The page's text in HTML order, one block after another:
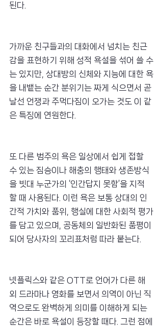
된다.
가까운 친구들과의 대화에서 넘치는 친근
감을 표현하기 위해 성적 욕설을 섞어 쓸 수
는 있지만, 상대방의 신체와 지능에 대한 욕
을 내뱉는 순간 분위기는 짜게 식으면서 곧
날선 언쟁과 주먹다짐이 오가는 것도 이 같
은 특징에 연원한다.
또 다른 범주의 욕은 일상에서 쉽게 접할
수 있는 짐승이나 해충의 행태와 생존방식
을 빗대 누군가의 ‘인간답지 못함’을 지적
할 때 사용된다. 이런 욕은 보통 상대의 인
간적 가치와 품위, 행실에 대한 사회적 평가
를 담고 있으며, 공동체의 일반화된 품평이
되어 당사자의 꼬리표처럼 따라 붙는다.
넷플릭스와 같은 OTT로 언어가 다른 해
외 드라마나 영화를 보면서 의역이 아닌 직
역으로도 완벽하게 의미를 이해하게 되는
순간은 바로 욕설이 등장할 때다. 그런 점에